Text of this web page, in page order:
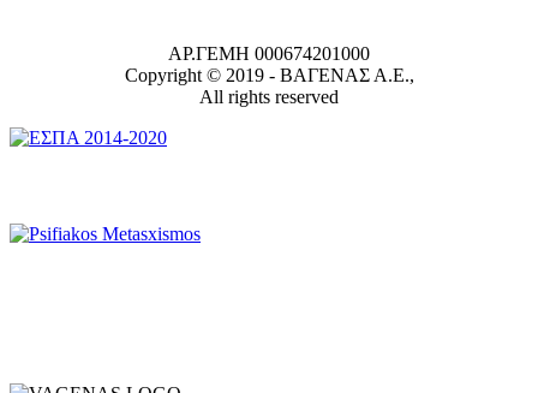
ΑΡ.ΓΕΜΗ 000674201000
Copyright © 2019 - ΒΑΓΕΝΑΣ Α.Ε.,
All rights reserved